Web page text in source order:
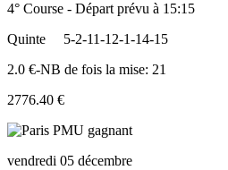
4° Course - Départ prévu à 15:15
Quinte
5-2-11-12-1-14-15
2.0 €-NB de fois la mise: 21
2776.40 €
vendredi 05 décembre